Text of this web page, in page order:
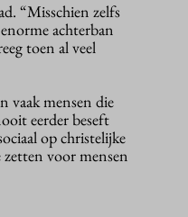
“Misschien zelfs
achterban
toen al veel
vaak mensen die
eerder beseft
op christelijke
voor mensen